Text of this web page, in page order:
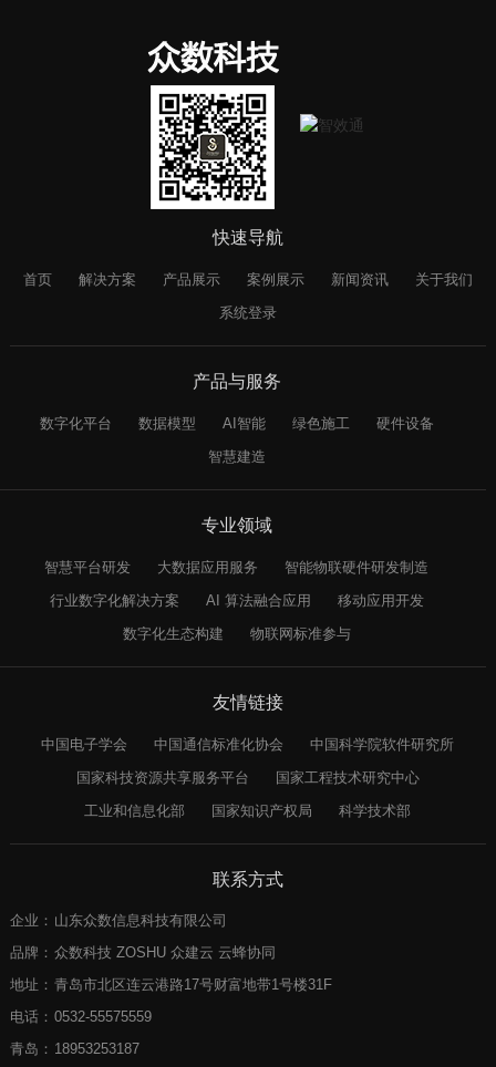
快速导航
首页 解决方案 产品展示 案例展示 新闻资讯
关于我们
系统登录
产品与服务
数字化平台 数据模型 AI智能 绿色施工
硬件设备
智慧建造
专业领域
智慧平台研发 大数据应用服务
智能物联硬件研发制造
行业数字化解决方案
AI 算法融合应用
移动应用开发
数字化生态构建
物联网标准参与
友情链接
中国电子学会 中国通信标准化协会
中国科学院软件研究所
国家科技资源共享服务平台
国家工程技术研究中心
工业和信息化部
国家知识产权局 科学技术部
联系方式
企业： 山东众数信息科技有限公司
品牌： 众数科技 ZOSHU 众建云 云蜂协同
地址： 青岛市北区连云港路17号财富地带1号楼31F
电话： 0532-55575559
青岛： 18953253187